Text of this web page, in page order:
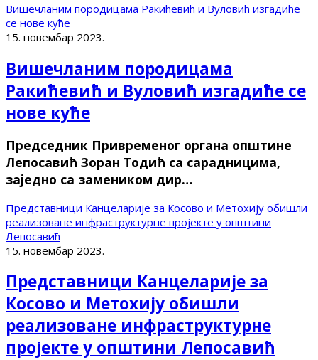
Вишечланим породицама Ракићевић и Вуловић изгадиће
се нове куће
15. новембар 2023.
Вишечланим породицама
Ракићевић и Вуловић изгадиће се
нове куће
Председник Привременог органа општине
Лепосавић Зоран Тодић са сарадницима,
заједно са замеником дир…
Представници Канцеларије за Косово и Метохију обишли
реализоване инфраструктурне пројекте у општини
Лепосавић
15. новембар 2023.
Представници Канцеларије за
Косово и Метохију обишли
реализоване инфраструктурне
пројекте у општини Лепосавић